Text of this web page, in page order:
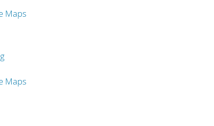
Maps
Maps